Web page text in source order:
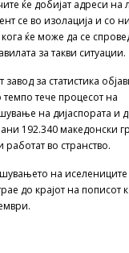
ќе добијат адреси на
се во изолација и со
ќе може да се
за такви ситуации.
за статистика
тече процесот на
на дијаспората и
192.340 македонски
работат во странство.
на иселениците
до крајот на пописот